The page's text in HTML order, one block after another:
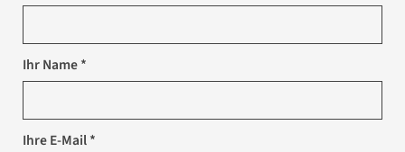
Ihr Name *
Ihre E-Mail *